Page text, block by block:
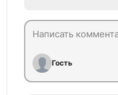
Гость